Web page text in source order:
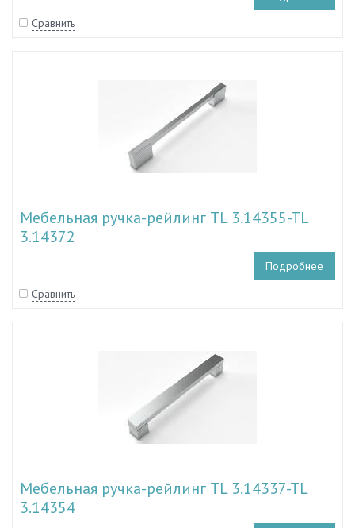
Сравнить
Мебельная ручка-рейлинг TL 3.14355-TL
3.14372
Подробнее
Сравнить
Мебельная ручка-рейлинг TL 3.14337-TL
3.14354